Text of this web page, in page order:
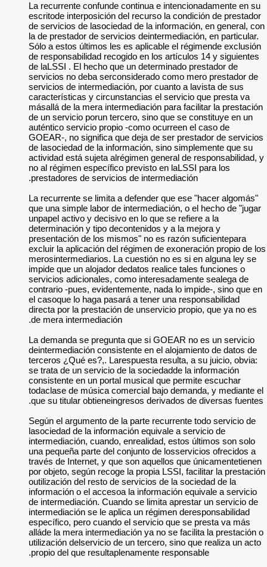
La recurrente
escritode
de servicios de
la de prestador de
Sólo a estos
de responsabilidad
de laLSSI . El
servicios no deba
servicios de
características y
másallá de la mera
de un servicio
auténtico servicio
GOEAR-, no
de lasociedad de
actividad está
no al régimen
prestadores de
La recurrente se
que una simple
unpapel activo y
determinación y
presentación de
excluir la
impide que un
servicios
contrario -pues,
el casoque lo haga
directa por la
La demanda se
deintermediación
terceros ¿Qué
se trata de un
consistente en un
todaclase de
que su titular
Según el
lasociedad de la
intermediación,
una pequeña parte
través de Internet,
por objeto, según
outilización del
información o el
de intermediación.
intermediación se
específico, pero
alláde la mera
utilización
propio del que